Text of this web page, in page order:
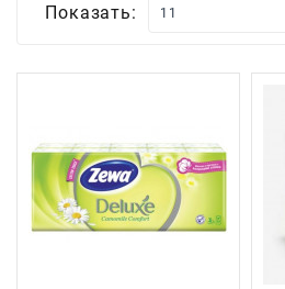
Канцтовары
Освежители
Воздуха
Парфюмерия,
Показать: